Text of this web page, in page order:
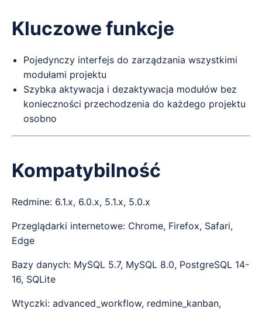
Kluczowe funkcje
Pojedynczy interfejs do zarządzania wszystkimi
modułami projektu
Szybka aktywacja i dezaktywacja modułów bez
konieczności przechodzenia do każdego projektu
osobno
Kompatybilność
Redmine: 6.1.x, 6.0.x, 5.1.x, 5.0.x
Przeglądarki internetowe: Chrome, Firefox, Safari,
Edge
Bazy danych: MySQL 5.7, MySQL 8.0, PostgreSQL 14-
16, SQLite
Wtyczki: advanced_workflow, redmine_kanban,